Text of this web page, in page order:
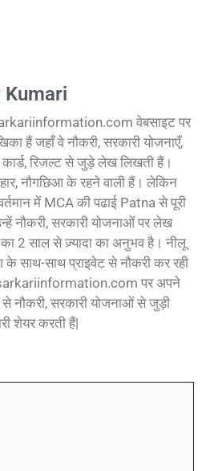
Kumari
वेबसाइट पर
हैं जहाँ वे नौकरी, सरकारी योजनाएँ,
कार्ड, रिजल्ट से जुड़े लेख लिखती हैं।
नौगछिआ के रहने वाली हैं। लेकिन
में MCA की पढाई Patna से पूरी
नौकरी, सरकारी योजनाओं पर लेख
2 साल से ज़्यादा का अनुभव है। नीलू
के साथ-साथ प्राइवेट से नौकरी कर रही
पर अपने
नौकरी, सरकारी योजनाओं से जुड़ी
शेयर करती हैं|